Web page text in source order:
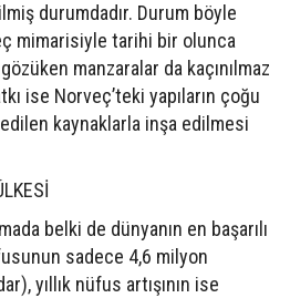
durumdadır. Durum böyle
mimarisiyle tarihi bir olunca
manzaralar da kaçınılmaz
ise Norveç’teki yapıların çoğu
kaynaklarla inşa edilmesi
belki de dünyanın en başarılı
sadece 4,6 milyon
yıllık nüfus artışının ise